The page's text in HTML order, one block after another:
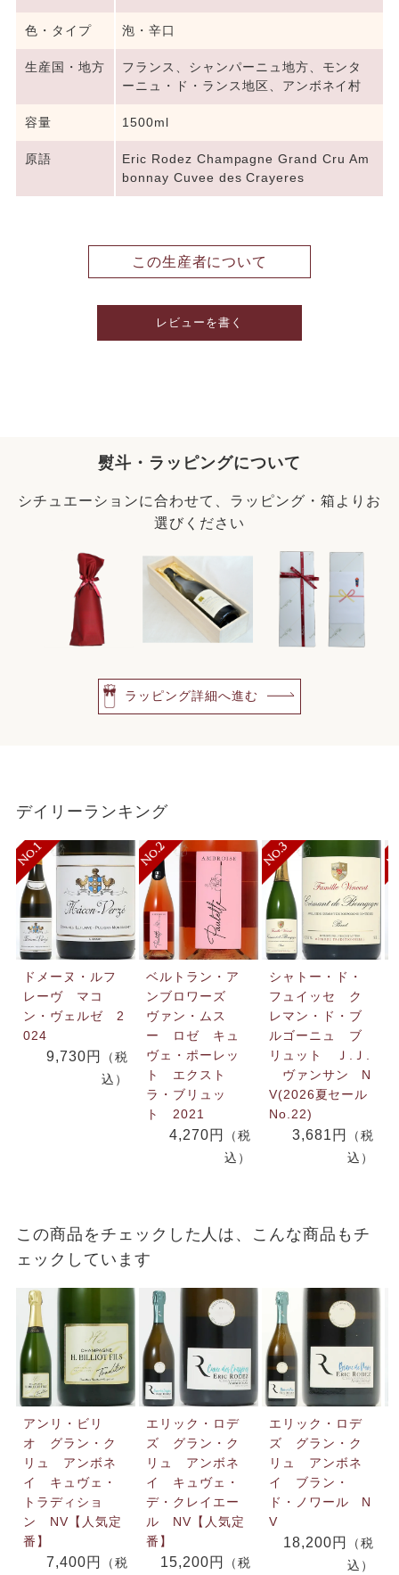
色・タイプ 泡・辛口
生産国・地方
フランス、シャンパーニュ地方、モンタ
ーニュ・ド・ランス地区、アンボネイ村
容量 1500ml
原語
Eric Rodez Champagne Grand Cru Am
bonnay Cuvee des Crayeres
この生産者について
レビューを書く
熨斗・ラッピングについて
シチュエーションに合わせて、ラッピング・箱よりお
選びください
ラッピング詳細へ進む
デイリーランキング
ドメーヌ・ルフ
レーヴ マコ
ン・ヴェルゼ 2
024
9,730円
（税
込）
ベルトラン・ア
ンブロワーズ
ヴァン・ムス
ー ロゼ キュ
ヴェ・ポーレッ
ト エクスト
ラ・ブリュッ
ト 2021
4,270円
（税
込）
シャトー・ド・
フュイッセ ク
レマン・ド・ブ
ルゴーニュ ブ
リュット Ｊ.Ｊ.
ヴァンサン N
V(2026夏セール
No.22)
3,681円
（税
込）
この商品をチェックした人は、こんな商品もチ
ェックしています
アンリ・ビリ
オ グラン・ク
リュ アンボネ
イ キュヴェ・
トラディショ
ン NV【人気定
番】
7,400円
（税
エリック・ロデ
ズ グラン・ク
リュ アンボネ
イ キュヴェ・
デ・クレイエー
ル NV【人気定
番】
15,200円
（税
エリック・ロデ
ズ グラン・ク
リュ アンボネ
イ ブラン・
ド・ノワール N
V
18,200円
（税
込）